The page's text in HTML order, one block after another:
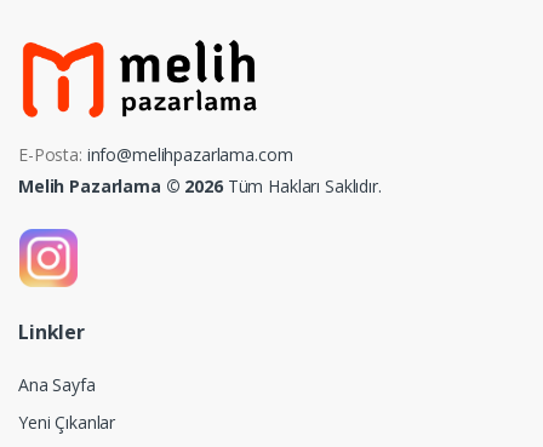
E-Posta: info@melihpazarlama.com
Melih Pazarlama © 2026Tüm Hakları Saklıdır.
Linkler
Ana Sayfa
Yeni Çıkanlar